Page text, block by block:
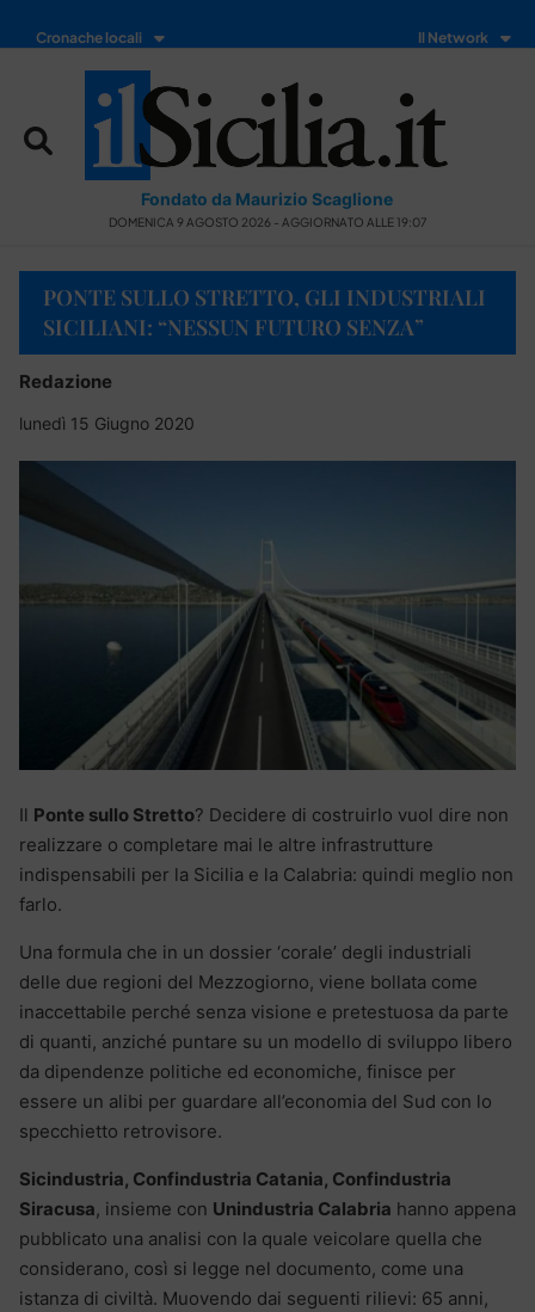
Cronache locali Il Network
Fondato da Maurizio Scaglione
DOMENICA 9 AGOSTO 2026 - AGGIORNATO ALLE 19:07
PONTE SULLO STRETTO, GLI INDUSTRIALI
SICILIANI: “NESSUN FUTURO SENZA”
Redazione
lunedì 15 Giugno 2020
Il Ponte sullo Stretto? Decidere di costruirlo vuol dire non
realizzare o completare mai le altre infrastrutture
indispensabili per la Sicilia e la Calabria: quindi meglio non
farlo.
Una formula che in un dossier ‘corale’ degli industriali
delle due regioni del Mezzogiorno, viene bollata come
inaccettabile perché senza visione e pretestuosa da parte
di quanti, anziché puntare su un modello di sviluppo libero
da dipendenze politiche ed economiche, finisce per
essere un alibi per guardare all’economia del Sud con lo
specchietto retrovisore.
Sicindustria, Confindustria Catania, Confindustria
Siracusa, insieme con Unindustria Calabria hanno appena
pubblicato una analisi con la quale veicolare quella che
considerano, così si legge nel documento, come una
istanza di civiltà. Muovendo dai seguenti rilievi: 65 anni,